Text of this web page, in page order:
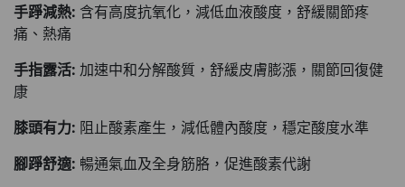
手踭減熱: 含有高度抗氧化，減低血液酸度，舒緩關節疼
痛、熱痛
手指露活: 加速中和分解酸質，舒緩皮膚膨漲，關節回復健
康
膝頭有力: 阻止酸素產生，減低體內酸度，穩定酸度水準
腳踭舒適: 暢通氣血及全身筋胳，促進酸素代謝